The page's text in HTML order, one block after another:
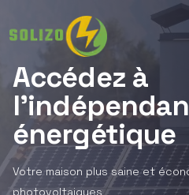
Accédez à
énergétique
Votre maison plus saine et
photovoltaiques